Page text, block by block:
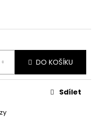
DO KOŠÍKU
Sdílet